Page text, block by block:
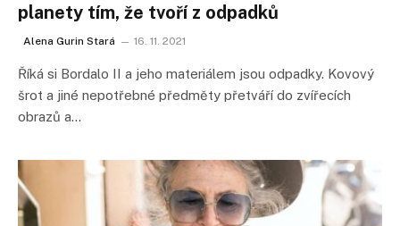
planety tím, že tvoří z odpadků
Alena Gurin Stará 16. 11. 2021
Říká si Bordalo II a jeho materiálem jsou odpadky. Kovový
šrot a jiné nepotřebné předměty přetváří do zvířecích
obrazů a…